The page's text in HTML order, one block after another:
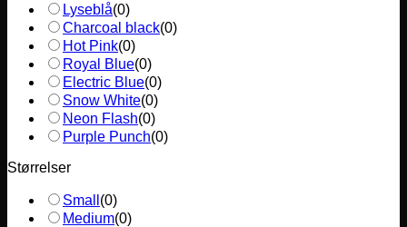
Lyseblå(0)
Charcoal black(0)
Hot Pink(0)
Royal Blue(0)
Electric Blue(0)
Snow White(0)
Neon Flash(0)
Purple Punch(0)
Størrelser
Small (0)
Medium(0)